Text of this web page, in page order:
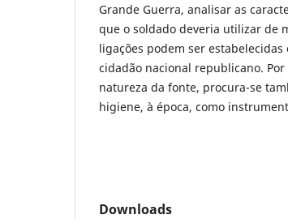
Grande Guerra, analisar as
que o soldado deveria utilizar de
ligações podem ser
cidadão nacional republicano.
natureza da fonte, procura-se
higiene, à época, como
Downloads